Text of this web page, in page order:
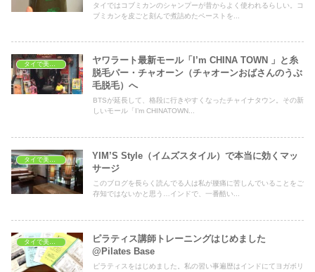
タイではコブミカンのシャンプーが昔からよく使われるらしい。コ
ブミカンを皮ごと刻んで煮詰めたペーストを...
ヤワラート最新モール「I’m CHINA TOWN 」と糸
脱毛パー・チャオーン（チャオーンおばさんのうぶ
毛脱毛）へ
BTSが延長して、格段に行きやすくなったチャイナタウン。その新
しいモール「I’m CHINATOWN...
YIM’S Style（イムズスタイル）で本当に効くマッ
サージ
このブログを長らく読んでる人は私が腰痛に苦しんでいることをご
存知ではないかと思う…インドで、一番酷い...
タイで美容・健康
ピラティス講師トレーニングはじめました
@Pilates Base
ピラティスをはじめました。私の習い事遍歴はインドにてヨガボリ